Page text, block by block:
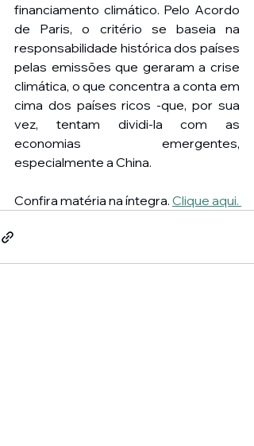
financiamento climático. Pelo Acordo
de Paris, o critério se baseia na
responsabilidade histórica dos países
pelas emissões que geraram a crise
climática, o que concentra a conta em
cima dos países ricos -que, por sua
vez, tentam dividi-la com as
economias emergentes,
especialmente a China.
Confira matéria na íntegra.